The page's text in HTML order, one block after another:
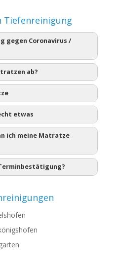
Tiefenreinigung
gegen Coronavirus /
ab?
etwas
ich meine Matratze